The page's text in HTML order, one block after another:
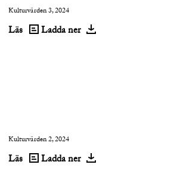
Kulturvärden 3, 2024
Läs Ladda ner
Kulturvärden 2, 2024
Läs Ladda ner